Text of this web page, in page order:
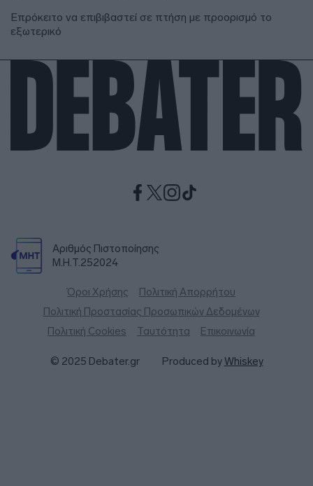
Επρόκειτο να επιβιβαστεί σε πτήση με προορισμό το
εξωτερικό
Αριθμός Πιστοποίησης
Μ.Η.Τ.252024
Όροι Χρήσης
Πολιτική Απορρήτου
Πολιτική Προστασίας Προσωπικών Δεδομένων
Πολιτική Cookies
Ταυτότητα Επικοινωνία
© 2025 Debater.gr Produced byWhiskey